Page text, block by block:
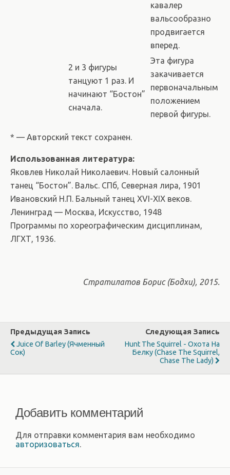
кавалер
вальсообразно
продвигается
вперед.
2 и 3 фигуры
танцуют 1 раз. И
начинают “Бостон”
сначала.
Эта фигура
закачивается
первоначальным
положением
первой фигуры.
* — Авторский текст сохранен.
Использованная литература:
Яковлев Николай Николаевич. Новый салонный
танец “Бостон”. Вальс. СПб, Северная лира, 1901
Ивановский Н.П. Бальный танец XVI-XIX веков.
Ленинград — Москва, Искусство, 1948
Программы по хореографическим дисциплинам,
ЛГХТ, 1936.
Стратилатов Борис (Бодхи), 2015.
Предыдущая Запись
Juice Of Barley (Ячменный
Сок)
Следующая Запись
Hunt The Squirrel - Охота На
Белку (chase The Squirrel,
Chase The Lady)
Добавить комментарий
Для отправки комментария вам необходимо
авторизоваться.